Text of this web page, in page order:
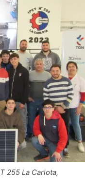
255 La Carlota,